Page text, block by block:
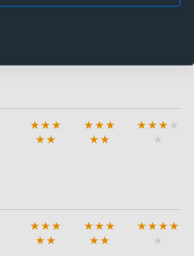
★ ★ ★
★ ★
★ ★ ★
★ ★
★ ★ ★ ★
★
★ ★ ★
★ ★
★ ★ ★
★ ★
★ ★ ★ ★
★